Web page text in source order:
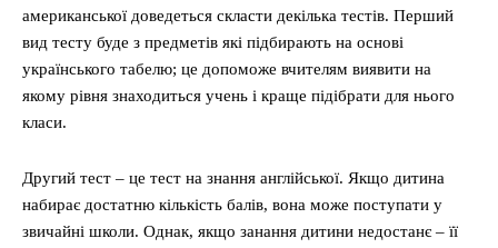
американської доведеться скласти декілька тестів. Перший
вид тесту буде з предметів які підбирають на основі
українського табелю; це допоможе вчителям виявити на
якому рівня знаходиться учень і краще підібрати для нього
класи.
Другий тест – це тест на знання англійської. Якщо дитина
набирає достатню кількість балів, вона може поступати у
звичайні школи. Однак, якщо занання дитини недостанє – її